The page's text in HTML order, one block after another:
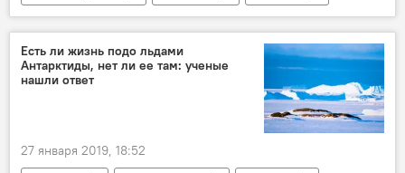
Есть ли жизнь подо льдами
Антарктиды, нет ли ее там: ученые
нашли ответ
27 января 2019, 18:52